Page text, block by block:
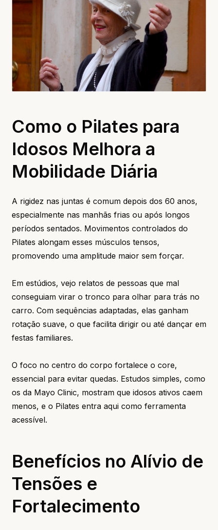
Como o Pilates para
Idosos Melhora a
Mobilidade Diária
A rigidez nas juntas é comum depois dos 60 anos,
especialmente nas manhãs frias ou após longos
períodos sentados. Movimentos controlados do
Pilates alongam esses músculos tensos,
promovendo uma amplitude maior sem forçar.
Em estúdios, vejo relatos de pessoas que mal
conseguiam virar o tronco para olhar para trás no
carro. Com sequências adaptadas, elas ganham
rotação suave, o que facilita dirigir ou até dançar em
festas familiares.
O foco no centro do corpo fortalece o core,
essencial para evitar quedas. Estudos simples, como
os da Mayo Clinic, mostram que idosos ativos caem
menos, e o Pilates entra aqui como ferramenta
acessível.
Benefícios no Alívio de
Tensões e
Fortalecimento